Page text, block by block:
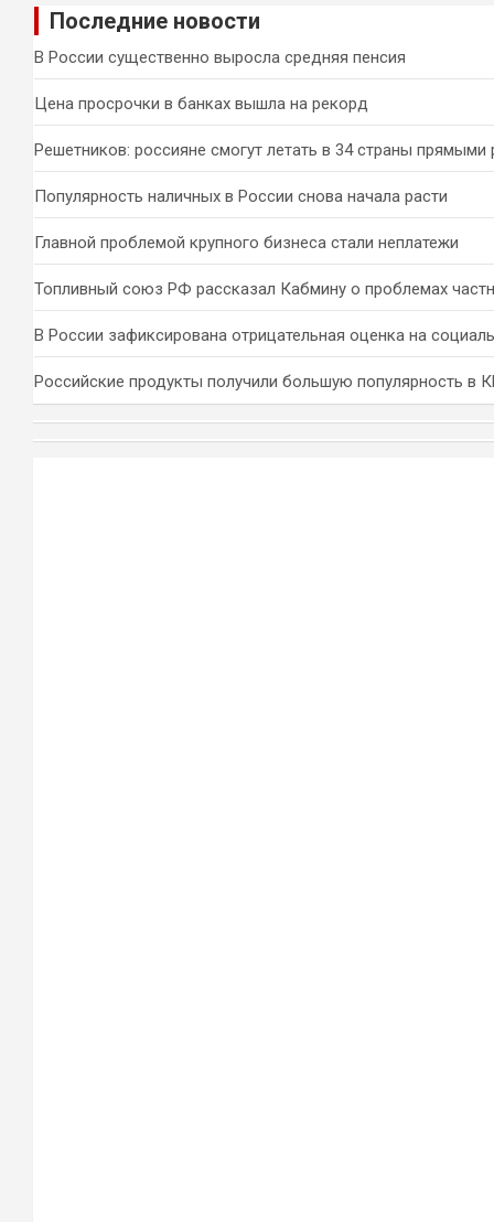
Последние новости
В России существенно выросла средняя пенсия
Цена просрочки в банках вышла на рекорд
Решетников: россияне смогут летать в 34 страны прямыми
Популярность наличных в России снова начала расти
Главной проблемой крупного бизнеса стали неплатежи
Топливный союз РФ рассказал Кабмину о проблемах
В России зафиксирована отрицательная оценка на
Российские продукты получили большую популярность в